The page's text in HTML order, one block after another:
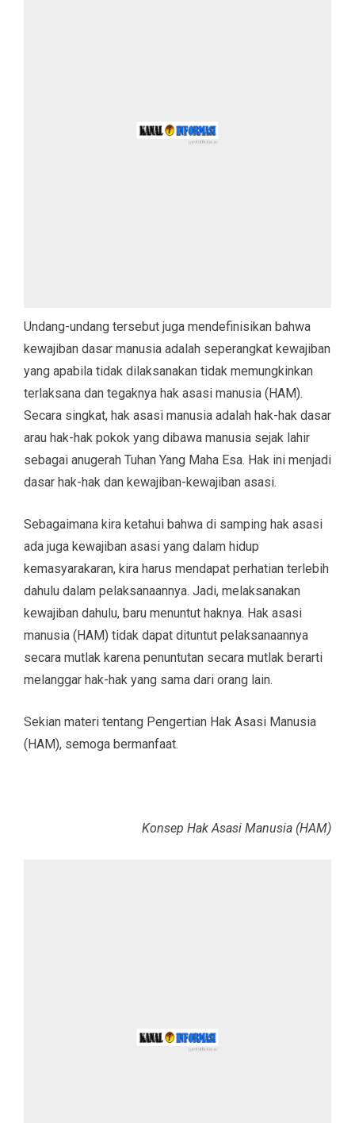
Undang-undang tersebut juga mendefinisikan bahwa
kewajiban dasar manusia adalah seperangkat kewajiban
yang apabila tidak dilaksanakan tidak memungkinkan
terlaksana dan tegaknya hak asasi manusia (HAM).
Secara singkat, hak asasi manusia adalah hak-hak dasar
arau hak-hak pokok yang dibawa manusia sejak lahir
sebagai anugerah Tuhan Yang Maha Esa. Hak ini menjadi
dasar hak-hak dan kewajiban-kewajiban asasi.
Sebagaimana kira ketahui bahwa di samping hak asasi
ada juga kewajiban asasi yang dalam hidup
kemasyarakaran, kira harus mendapat perhatian terlebih
dahulu dalam pelaksanaannya. Jadi, melaksanakan
kewajiban dahulu, baru menuntut haknya. Hak asasi
manusia (HAM) tidak dapat dituntut pelaksanaannya
secara mutlak karena penuntutan secara mutlak berarti
melanggar hak-hak yang sama dari orang lain.
Sekian materi tentang Pengertian Hak Asasi Manusia
(HAM), semoga bermanfaat.
Konsep Hak Asasi Manusia (HAM)